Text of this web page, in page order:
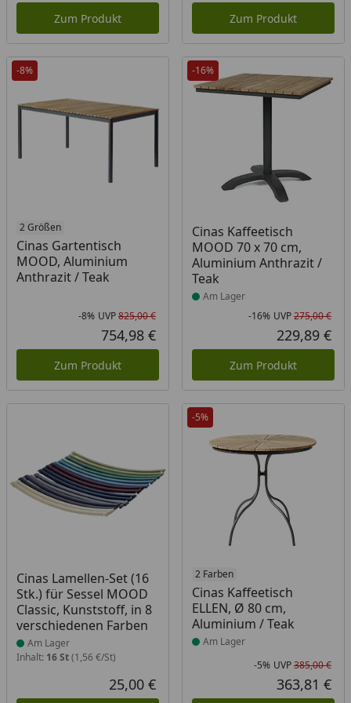
Zum Produkt Zum Produkt
-8%
2 Größen
Cinas Gartentisch
MOOD, Aluminium
Anthrazit / Teak
Rabatt in Prozent
-8%
Ursprünglicher Preis
UVP825,00 €
Aktueller Preis
754,98 €
Zum Produkt
-16%
Cinas Kaffeetisch
MOOD 70 x 70 cm,
Aluminium Anthrazit /
Teak
Produkt am Lager
Am Lager
-16% UVP275,00 €
229,89 €
Zum Produkt
Cinas Lamellen-Set (16
Stk.) für Sessel MOOD
Classic, Kunststoff, in 8
verschiedenen Farben
Produkt am Lager
Am Lager
Inhalt: 16 St(1,56 €/St)
Aktueller Preis
25,00 €
-5%
2 Farben
Cinas Kaffeetisch
ELLEN, Ø 80 cm,
Aluminium / Teak
Produkt am Lager
Am Lager
-5% UVP385,00 €
363,81 €